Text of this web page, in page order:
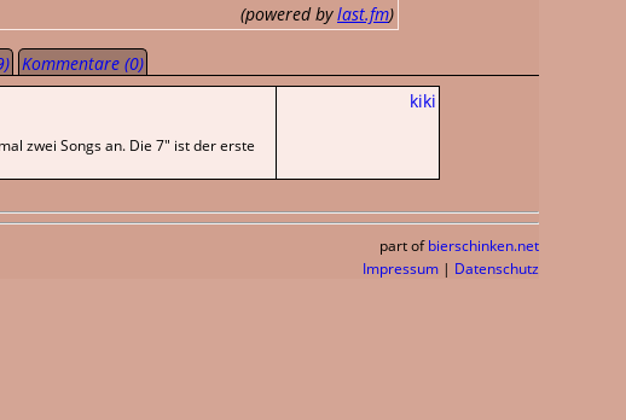
(powered bylast.fm)
Kommentare (0)
kiki
zwei Songs an. Die 7" ist der erste
part of bierschinken.net
Impressum | Datenschutz